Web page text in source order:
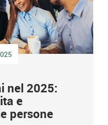
nel 2025:
e
persone